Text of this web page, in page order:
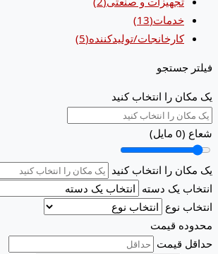
خدمات(13)
کارخانجات/تولیدکننده(5)
فیلتر جستجو
یک مکان را انتخاب کنید
شعاع (0 مایل)
یک مکان را انتخاب کنید
انتخاب یک دسته
انتخاب نوع
محدوده قیمت
حداقل قیمت